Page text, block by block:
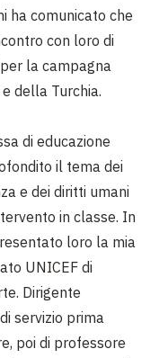
ha comunicato che
con loro di
la campagna
della Turchia.
di educazione
il tema dei
e dei diritti umani
in classe. In
loro la mia
UNICEF di
Dirigente
servizio prima
poi di professore